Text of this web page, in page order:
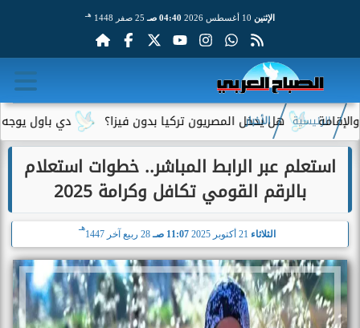
الإثنين 04:40 صـ 25 صفر 1448 هـ
دي باول يوجه رسالة هل يدخل المصريون تركيا بدون فيزا؟
الرئيسية الأخبار
استعلم عبر الرابط المباشر.. خطوات استعلام
بالرقم القومي تكافل وكرامة 2025
الثلاثاء 11:07 صـ 28 ربيع آخر 1447
هـ